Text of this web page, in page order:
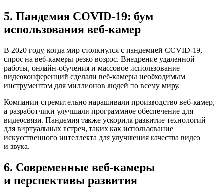
5. Пандемия COVID-19: бум
использования веб-камер
В 2020 году, когда мир столкнулся с пандемией COVID-19,
спрос на веб-камеры резко возрос. Внедрение удаленной
работы, онлайн-обучения и массовое использование
видеоконференций сделали веб-камеры необходимым
инструментом для миллионов людей по всему миру.
Компании стремительно наращивали производство веб-камер,
а разработчики улучшали программное обеспечение для
видеосвязи. Пандемия также ускорила развитие технологий
для виртуальных встреч, таких как использование
искусственного интеллекта для улучшения качества видео
и звука.
6. Современные веб-камеры
и перспективы развития